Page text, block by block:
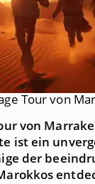
Tour von
von
ist ein
der